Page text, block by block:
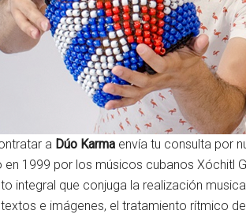
a Dúo Karma envía tu consulta por
en 1999 por los músicos cubanos Xóchitl
integral que conjuga la realización
e imágenes, el tratamiento rítmico